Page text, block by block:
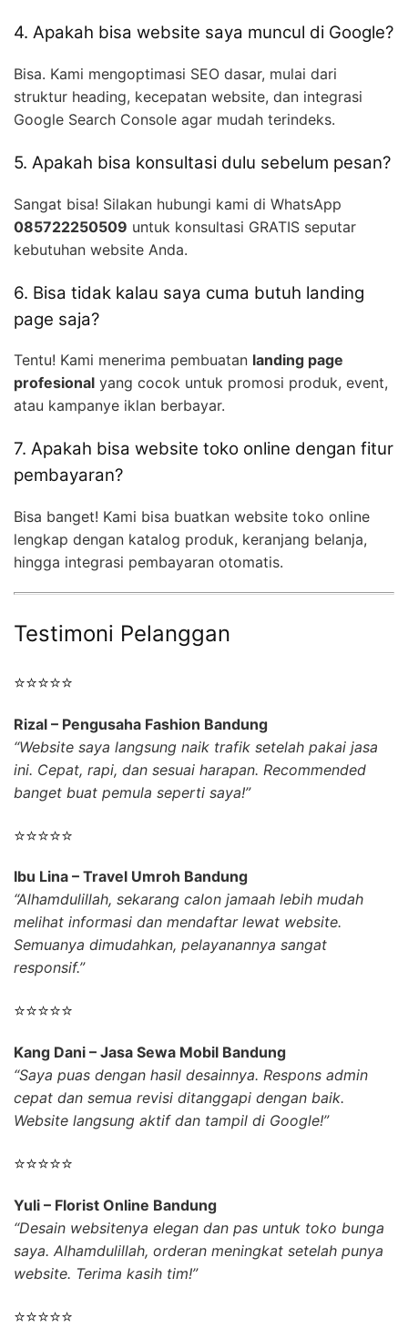
4. Apakah bisa website saya muncul di Google?
Bisa. Kami mengoptimasi SEO dasar, mulai dari
struktur heading, kecepatan website, dan integrasi
Google Search Console agar mudah terindeks.
5. Apakah bisa konsultasi dulu sebelum pesan?
Sangat bisa! Silakan hubungi kami di WhatsApp
085722250509 untuk konsultasi GRATIS seputar
kebutuhan website Anda.
6. Bisa tidak kalau saya cuma butuh landing
page saja?
Tentu! Kami menerima pembuatan landing page
profesional yang cocok untuk promosi produk, event,
atau kampanye iklan berbayar.
7. Apakah bisa website toko online dengan fitur
pembayaran?
Bisa banget! Kami bisa buatkan website toko online
lengkap dengan katalog produk, keranjang belanja,
hingga integrasi pembayaran otomatis.
Testimoni Pelanggan
⭐⭐⭐⭐⭐
Rizal – Pengusaha Fashion Bandung
“Website saya langsung naik trafik setelah pakai jasa
ini. Cepat, rapi, dan sesuai harapan. Recommended
banget buat pemula seperti saya!”
⭐⭐⭐⭐⭐
Ibu Lina – Travel Umroh Bandung
“Alhamdulillah, sekarang calon jamaah lebih mudah
melihat informasi dan mendaftar lewat website.
Semuanya dimudahkan, pelayanannya sangat
responsif.”
⭐⭐⭐⭐⭐
Kang Dani – Jasa Sewa Mobil Bandung
“Saya puas dengan hasil desainnya. Respons admin
cepat dan semua revisi ditanggapi dengan baik.
Website langsung aktif dan tampil di Google!”
⭐⭐⭐⭐⭐
Yuli – Florist Online Bandung
“Desain websitenya elegan dan pas untuk toko bunga
saya. Alhamdulillah, orderan meningkat setelah punya
website. Terima kasih tim!”
⭐⭐⭐⭐⭐